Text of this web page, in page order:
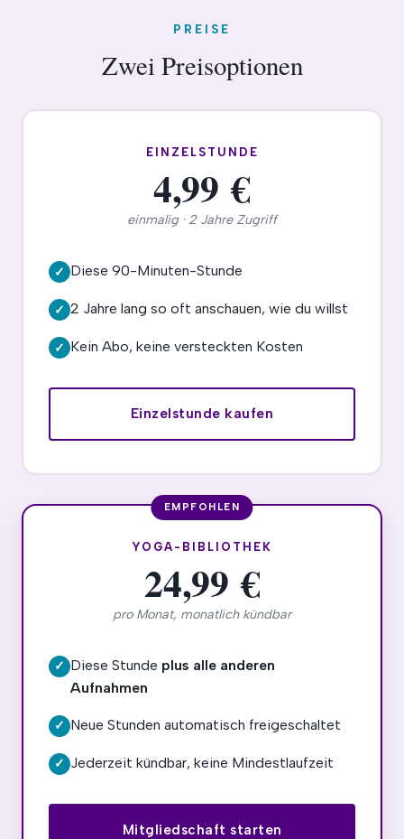
PREISE
Zwei Preisoptionen
EINZELSTUNDE
4,99 €
einmalig · 2 Jahre Zugriff
✓ Diese 90-Minuten-Stunde
✓ 2 Jahre lang so oft anschauen, wie du willst
✓ Kein Abo, keine versteckten Kosten
Einzelstunde kaufen
YOGA-BIBLIOTHEK
24,99 €
pro Monat, monatlich kündbar
✓ Diese Stunde plus alle anderen
Aufnahmen
✓ Neue Stunden automatisch freigeschaltet
✓ Jederzeit kündbar, keine Mindestlaufzeit
Mitgliedschaft starten